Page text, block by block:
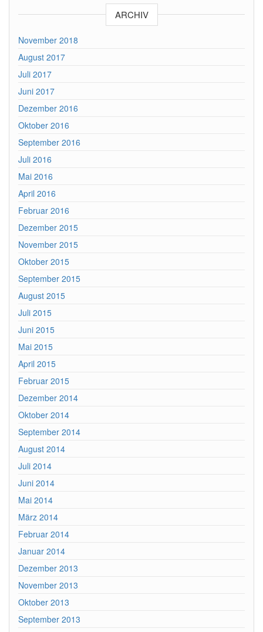
ARCHIV
November 2018
August 2017
Juli 2017
Juni 2017
Dezember 2016
Oktober 2016
September 2016
Juli 2016
Mai 2016
April 2016
Februar 2016
Dezember 2015
November 2015
Oktober 2015
September 2015
August 2015
Juli 2015
Juni 2015
Mai 2015
April 2015
Februar 2015
Dezember 2014
Oktober 2014
September 2014
August 2014
Juli 2014
Juni 2014
Mai 2014
März 2014
Februar 2014
Januar 2014
Dezember 2013
November 2013
Oktober 2013
September 2013